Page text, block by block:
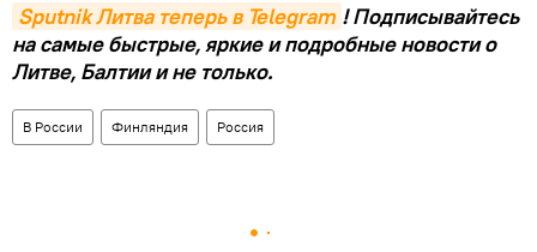
Sputnik Литва теперь в Telegram ! Подписывайтесь
на самые быстрые, яркие и подробные новости о
Литве, Балтии и не только.
В России Финляндия Россия